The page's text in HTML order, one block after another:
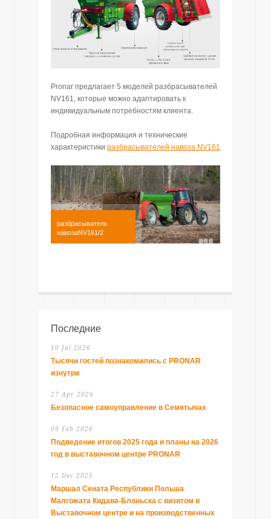
Pronar предлагает 5 моделей разбрасывателей
NV161, которые можно адаптировать к
индивидуальным потребностям клиента.
Подробная информация и технические
характеристики разбрасывателей навоза NV161
разбрасыватель
навозаNV161/2
Последние
10 Jul 2026
Тысячи гостей познакомились с PRONAR
изнутри
27 Apr 2026
Безопасное самоуправление в Семятычах
09 Feb 2026
Подведение итогов 2025 года и планы на 2026
год в выставочном центре PRONAR
12 Dec 2025
Маршал Сената Республики Польша
Малгожата Кидава-Блоньска с визитом в
Выставочном центре и на производственных